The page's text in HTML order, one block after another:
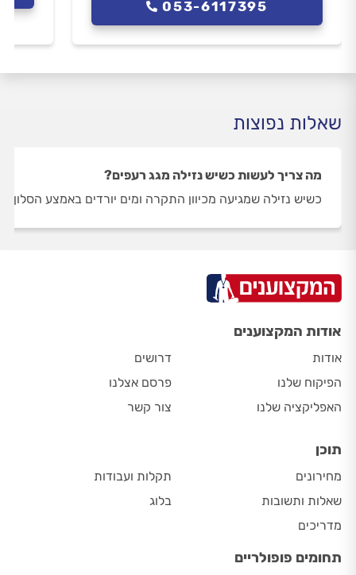
053-6117395
שאלות נפוצות
מה צריך לעשות כשיש נזילה מגג רעפים?
כשיש נזילה שמגיעה מכיוון התקרה ומים יורדים באמצע
אודות המקצוענים
אודות
הפיקוח שלנו
האפליקציה שלנו
דרושים
פרסם אצלנו
צור קשר
תוכן
מחירונים
שאלות ותשובות
מדריכים
תקלות ועבודות
בלוג
תחומים פופולריים